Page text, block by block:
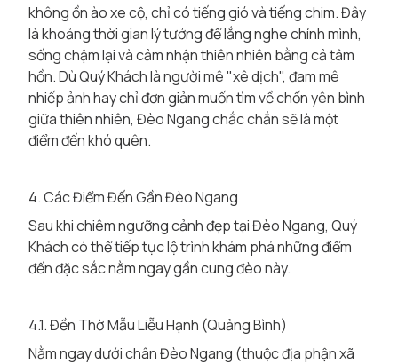
không ồn ào xe cộ, chỉ có tiếng gió và tiếng chim. Đây
là khoảng thời gian lý tưởng để lắng nghe chính mình,
sống chậm lại và cảm nhận thiên nhiên bằng cả tâm
hồn. Dù Quý Khách là người mê "xê dịch", đam mê
nhiếp ảnh hay chỉ đơn giản muốn tìm về chốn yên bình
giữa thiên nhiên, Đèo Ngang chắc chắn sẽ là một
điểm đến khó quên.
4. Các Điểm Đến Gần Đèo Ngang
Sau khi chiêm ngưỡng cảnh đẹp tại Đèo Ngang, Quý
Khách có thể tiếp tục lộ trình khám phá những điểm
đến đặc sắc nằm ngay gần cung đèo này.
4.1. Đền Thờ Mẫu Liễu Hạnh (Quảng Bình)
Nằm ngay dưới chân Đèo Ngang (thuộc địa phận xã